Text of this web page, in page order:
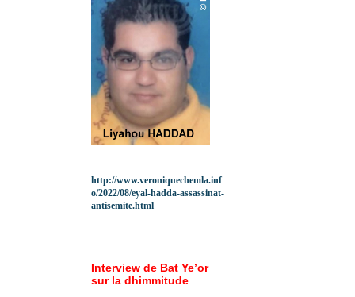
http://www.veroniquechemla.inf
o/2022/08/eyal-hadda-assassinat-
antisemite.html
Interview de Bat Ye’or
sur la dhimmitude